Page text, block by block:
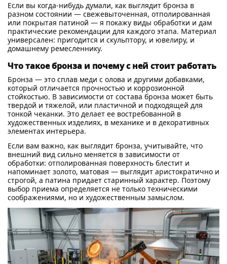
Если вы когда-нибудь думали, как выглядит бронза в
разном состоянии — свежевыточенная, отполированная
или покрытая патиной — я покажу виды обработки и дам
практические рекомендации для каждого этапа. Материал
универсален: пригодится и скульптору, и ювелиру, и
домашнему ремесленнику.
Что такое бронза и почему с ней стоит работать
Бронза — это сплав меди с олова и другими добавками,
который отличается прочностью и коррозионной
стойкостью. В зависимости от состава бронза может быть
твердой и тяжелой, или пластичной и подходящей для
тонкой чеканки. Это делает ее востребованной в
художественных изделиях, в механике и в декоративных
элементах интерьера.
Если вам важно, как выглядит бронза, учитывайте, что
внешний вид сильно меняется в зависимости от
обработки: отполированная поверхность блестит и
напоминает золото, матовая — выглядит аристократично и
строгой, а патина придает старинный характер. Поэтому
выбор приема определяется не только техническими
соображениями, но и художественным замыслом.